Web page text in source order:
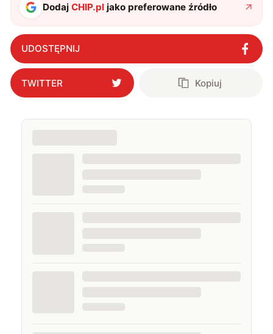
DodajCHIP.pl jako preferowane źródło
UDOSTĘPNIJ
TWITTER Kopiuj